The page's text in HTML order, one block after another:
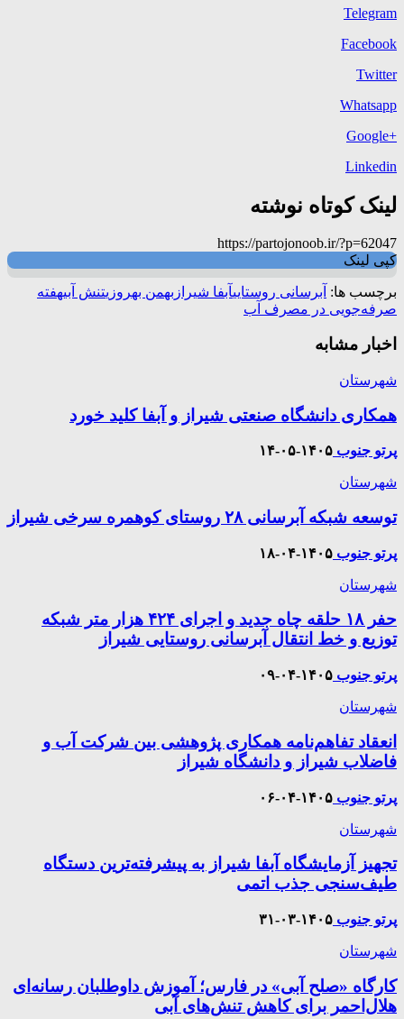
Telegram
Facebook
Twitter
Whatsapp
+Google
Linkedin
لینک کوتاه نوشته
https://partojonoob.ir/?p=62047
کپی لینک
برچسب ها: آبرسانی روستاییآبفا شیراز بهمن بهروزیتنش آبیهفته
صرفه‌جویی در مصرف آب
اخبار مشابه
شهرستان
همکاری دانشگاه صنعتی شیراز و آبفا کلید خورد
پرتو جنوب ۱۴۰۵-۰۵-۱۴
شهرستان
توسعه شبکه آبرسانی ۲۸ روستای کوهمره سرخی شیراز
پرتو جنوب ۱۴۰۵-۰۴-۱۸
شهرستان
حفر ۱۸ حلقه چاه جدید و اجرای ۴۲۴ هزار متر شبکه
توزیع و خط انتقال آبرسانی روستایی شیراز
پرتو جنوب ۱۴۰۵-۰۴-۰۹
شهرستان
انعقاد تفاهم‌نامه همکاری پژوهشی بین شرکت آب و
فاضلاب شیراز و دانشگاه شیراز
پرتو جنوب ۱۴۰۵-۰۴-۰۶
شهرستان
تجهیز آزمایشگاه آبفا شیراز به پیشرفته‌ترین دستگاه
طیف‌سنجی جذب اتمی
پرتو جنوب ۱۴۰۵-۰۳-۳۱
شهرستان
کارگاه «صلح آبی» در فارس؛ آموزش داوطلبان رسانه‌ای
هلال‌احمر برای کاهش تنش‌های آبی